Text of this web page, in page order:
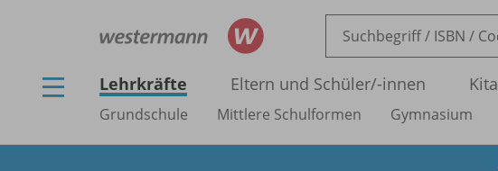
Lehrkräfte Eltern und Schüler/-innen Kita
Grundschule Mittlere Schulformen Gymnasium